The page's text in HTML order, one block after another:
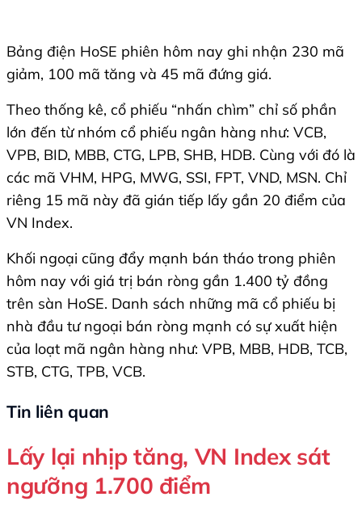
Bảng điện HoSE phiên hôm nay ghi nhận 230 mã
giảm, 100 mã tăng và 45 mã đứng giá.
Theo thống kê, cổ phiếu “nhấn chìm” chỉ số phần
lớn đến từ nhóm cổ phiếu ngân hàng như: VCB,
VPB, BID, MBB, CTG, LPB, SHB, HDB. Cùng với đó là
các mã VHM, HPG, MWG, SSI, FPT, VND, MSN. Chỉ
riêng 15 mã này đã gián tiếp lấy gần 20 điểm của
VN Index.
Khối ngoại cũng đẩy mạnh bán tháo trong phiên
hôm nay với giá trị bán ròng gần 1.400 tỷ đồng
trên sàn HoSE. Danh sách những mã cổ phiếu bị
nhà đầu tư ngoại bán ròng mạnh có sự xuất hiện
của loạt mã ngân hàng như: VPB, MBB, HDB, TCB,
STB, CTG, TPB, VCB.
Tin liên quan
Lấy lại nhịp tăng, VN Index sát
ngưỡng 1.700 điểm